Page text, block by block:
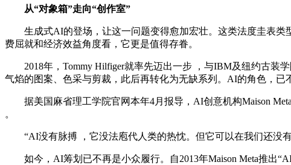
从“对象箱”走向“创作室”
生成式AI的登场，让这一问题变得愈加宏壮。这类法度圭表类型
费屈就和经济效益角度看 ，它更是值得存眷 。
2018年 ，Tommy Hilfiger就率先迈出一步 ，与IBM及纽约古
气焰的图案 、色采与剪裁，此后再转化为无缺系列。AI的角色
据美国麻省理工学院官网本年4月报导，AI创意机构Maison
。
“AI没有脉搏 ，它没法庖代人类的热忱 。但它可以在我们还
如今，AI筹划已不再是小众履行。自2013年Maison